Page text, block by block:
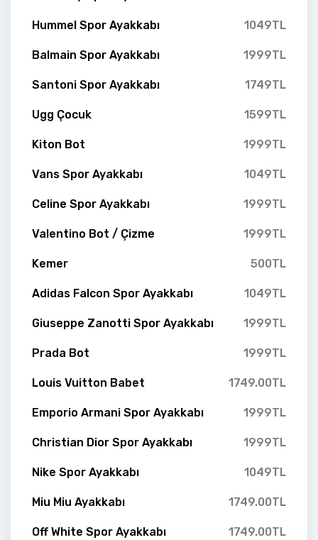
Hummel Spor Ayakkabı 1049TL
Balmain Spor Ayakkabı 1999TL
Santoni Spor Ayakkabı 1749TL
Ugg Çocuk 1599TL
Kiton Bot 1999TL
Vans Spor Ayakkabı 1049TL
Celine Spor Ayakkabı 1999TL
Valentino Bot / Çizme 1999TL
Kemer 500TL
Adidas Falcon Spor Ayakkabı 1049TL
Giuseppe Zanotti Spor Ayakkabı 1999TL
Prada Bot 1999TL
Louis Vuitton Babet 1749.00TL
Emporio Armani Spor Ayakkabı 1999TL
Christian Dior Spor Ayakkabı 1999TL
Nike Spor Ayakkabı 1049TL
Miu Miu Ayakkabı 1749.00TL
Off White Spor Ayakkabı 1749.00TL